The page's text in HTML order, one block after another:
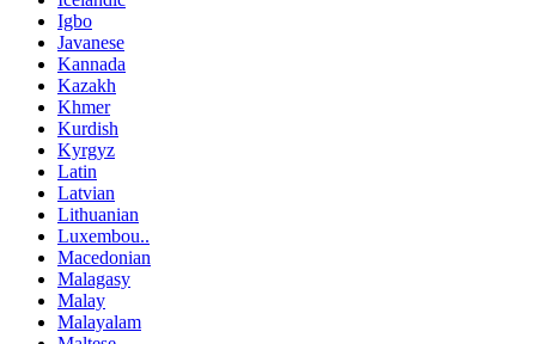
Igbo
Javanese
Kannada
Kazakh
Khmer
Kurdish
Kyrgyz
Latin
Latvian
Lithuanian
Luxembou..
Macedonian
Malagasy
Malay
Malayalam